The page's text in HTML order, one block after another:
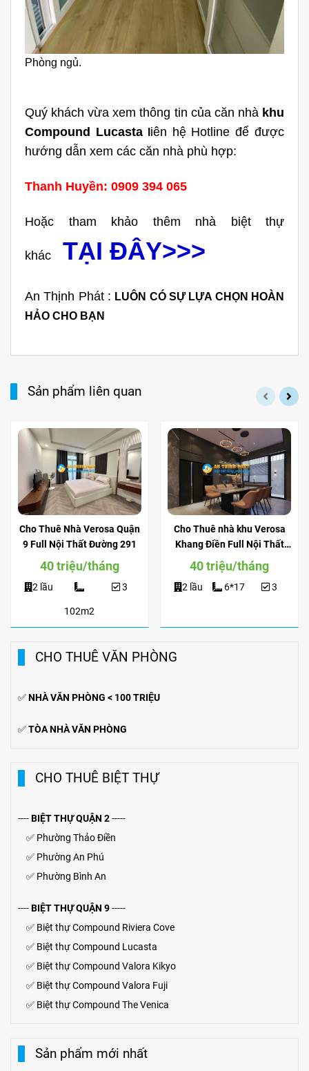
Phòng ngủ.
Quý khách vừa xem thông tin của căn nhà khu
Compound Lucastal iên hệ Hotline để được
hướng dẫn xem các căn nhà phù hợp:
Thanh Huyền: 0909 394 065
Hoặc tham khảo thêm nhà biệt thự
khác TẠI ĐÂY>>>
An Thịnh Phát : LUÔN CÓ SỰ LỰA CHỌN HOÀN
HẢO CHO BẠN
Sản phẩm liên quan
Cho Thuê Nhà Verosa Quận
9 Full Nội Thất Đường 291
40 triệu/tháng
2 lầu
102m2
3
Cho Thuê nhà khu Verosa
Khang Điền Full Nội Thất
View Công Viên
40 triệu/tháng
2 lầu 6*17 3
CHO THUÊ VĂN PHÒNG
✅NHÀ VĂN PHÒNG < 100 TRIỆU
✅TÒA NHÀ VĂN PHÒNG
CHO THUÊ BIỆT THỰ
----BIỆT THỰ QUẬN 2-----
✅ Phường Thảo Điền
✅ Phường An Phú
✅ Phường Bình An
----BIỆT THỰ QUẬN 9-----
✅ Biệt thự Compound Riviera Cove
✅ Biệt thựCompound Lucasta
✅ Biệt thựCompound Valora Kikyo
✅ Biệt thự Compound Valora Fuji
✅ Biệt thự Compound The Venica
Sản phẩm mới nhất